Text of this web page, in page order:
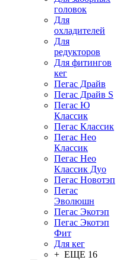
головок
Для
охладителей
Для
редукторов
Для фитингов
кег
Пегас Драйв
Пегас Драйв S
Пегас Ю
Классик
Пегас Классик
Пегас Нео
Классик
Пегас Нео
Классик Дуо
Пегас Новотэп
Пегас
Эволюшн
Пегас Экотэп
Пегас Экотэп
Фит
Для кег
+ ЕЩЕ 16